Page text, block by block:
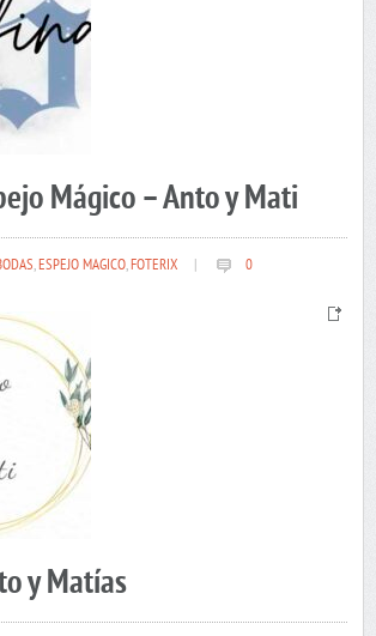
Mágico – Anto y Mati
,ESPEJO MAGICO,FOTERIX 0
y Matías